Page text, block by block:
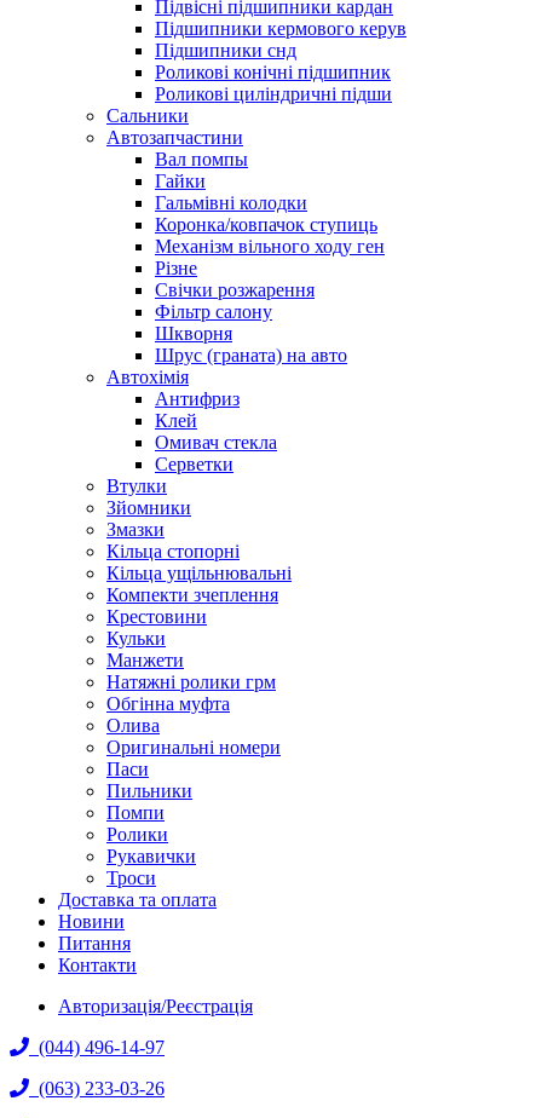
Підвісні підшипники кардан
Підшипники кермового керув
Підшипники снд
Роликові конічні підшипник
Роликові циліндричні підши
Сальники
Автозапчастини
Вал помпы
Гайки
Гальмівні колодки
Коронка/ковпачок ступиць
Механізм вільного ходу ген
Різне
Свічки розжарення
Фільтр салону
Шкворня
Шрус (граната) на авто
Автохімія
Антифриз
Клей
Омивач стекла
Серветки
Втулки
Зйомники
Змазки
Кільца стопорні
Кільца ущільнювальні
Компекти зчеплення
Крестовини
Кульки
Манжети
Натяжні ролики грм
Обгінна муфта
Олива
Оригинальні номери
Паси
Пильники
Помпи
Ролики
Рукавички
Троси
Доставка та оплата
Новини
Питання
Контакти
Авторизація/Реєстрація
(044) 496-14-97
(063) 233-03-26